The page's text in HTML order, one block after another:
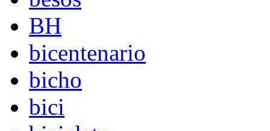
BH
bicentenario
bicho
bici